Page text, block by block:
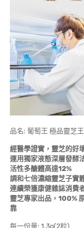
品名: 葡萄王 極品靈芝
經醫學證實，靈芝的好
運用獨家液態深層發酵
活性多醣體高達12%
調和七倍濃縮靈芝子實
連續榮獲康健雜誌消費
靈芝專家出品，100%
靠